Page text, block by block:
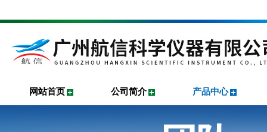
网站首页 公司简介 产品中心